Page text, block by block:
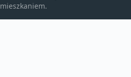
mieszkaniem.